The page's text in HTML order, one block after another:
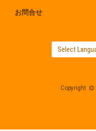
お問合せ
Copyright